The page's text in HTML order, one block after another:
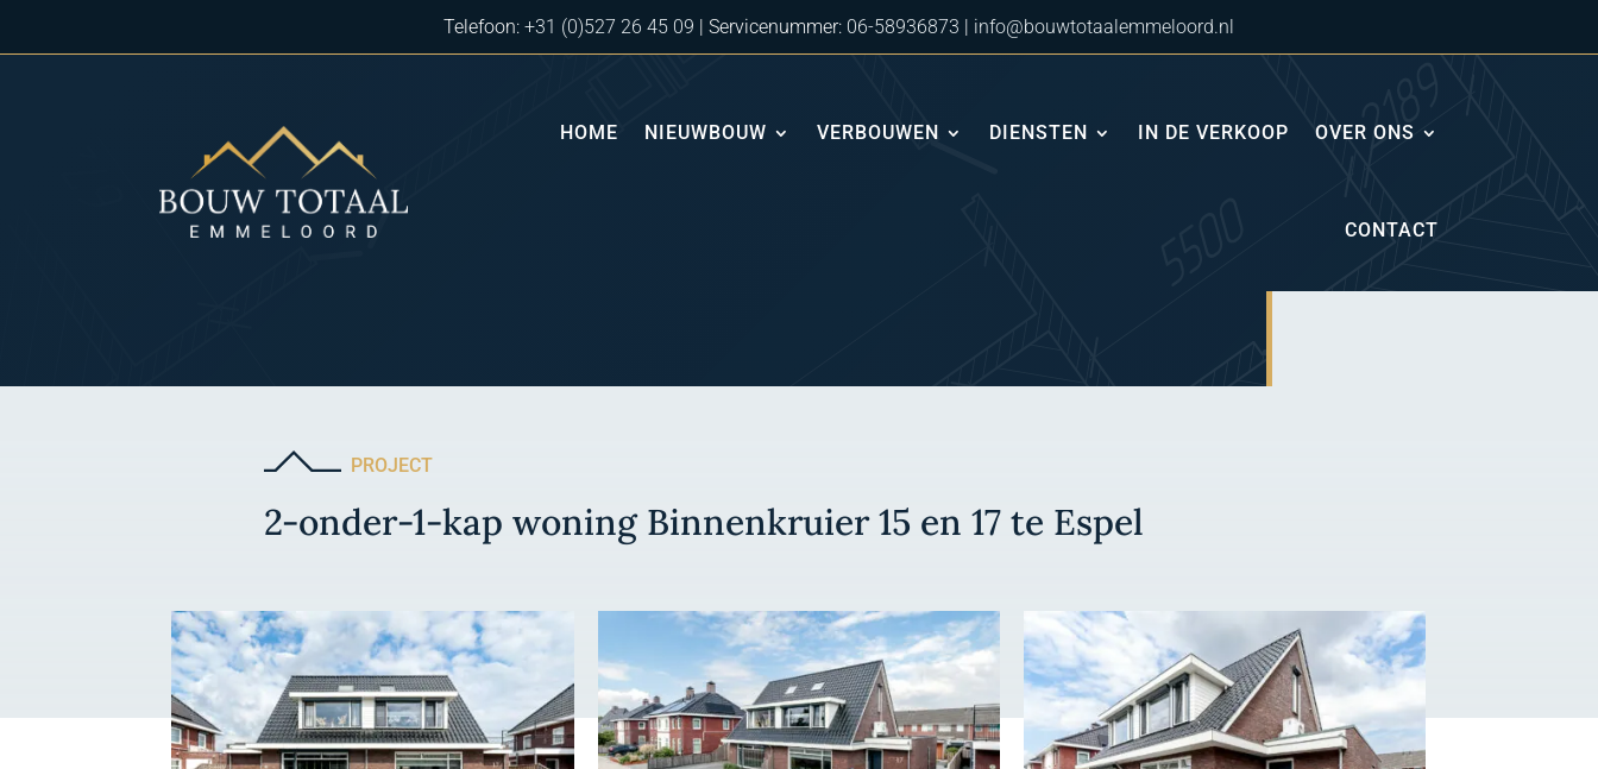
Telefoon:+31 (0)527 26 45 09 | Servicenummer: 06-58936873 | info@bouwtotaalemmeloord.nl
HOME NIEUWBOUW VERBOUWEN DIENSTEN IN DE VERKOOP OVER ONS
CONTACT
PROJECT
2-onder-1-kap woning Binnenkruier 15 en 17 te Espel